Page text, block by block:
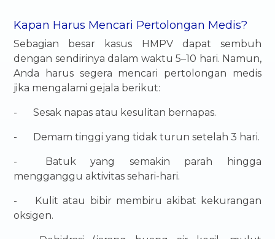
Kapan Harus Mencari Pertolongan Medis?
Sebagian besar kasus HMPV dapat sembuh
dengan sendirinya dalam waktu 5–10 hari. Namun,
Anda harus segera mencari pertolongan medis
jika mengalami gejala berikut:
- Sesak napas atau kesulitan bernapas.
- Demam tinggi yang tidak turun setelah 3 hari.
-
Batuk yang semakin parah hingga
mengganggu aktivitas sehari-hari.
-
Kulit atau bibir membiru akibat kekurangan
oksigen.